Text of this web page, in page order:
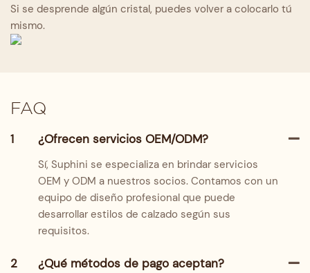
Si se desprende algún cristal, puedes volver a colocarlo tú
mismo.
FAQ
1
¿Ofrecen servicios OEM/ODM?
Sí, Suphini se especializa en brindar servicios
OEM y ODM a nuestros socios. Contamos con un
equipo de diseño profesional que puede
desarrollar estilos de calzado según sus
requisitos.
2 ¿Qué métodos de pago aceptan?